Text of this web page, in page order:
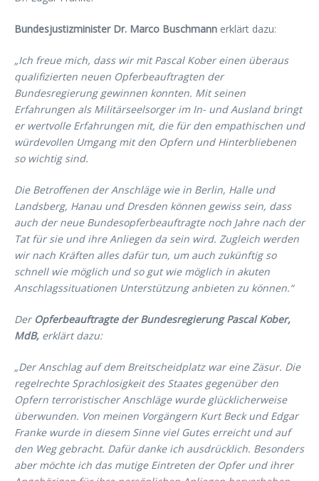
Bundesjustizminister Dr. Marco Buschmann erklärt dazu:
„Ich freue mich, dass wir mit Pascal Kober einen überaus
qualifizierten neuen Opferbeauftragten der
Bundesregierung gewinnen konnten. Mit seinen
Erfahrungen als Militärseelsorger im In- und Ausland bringt
er wertvolle Erfahrungen mit, die für den empathischen und
würdevollen Umgang mit den Opfern und Hinterbliebenen
so wichtig sind.
Die Betroffenen der Anschläge wie in Berlin, Halle und
Landsberg, Hanau und Dresden können gewiss sein, dass
auch der neue Bundesopferbeauftragte noch Jahre nach der
Tat für sie und ihre Anliegen da sein wird. Zugleich werden
wir nach Kräften alles dafür tun, um auch zukünftig so
schnell wie möglich und so gut wie möglich in akuten
Anschlagssituationen Unterstützung anbieten zu können.“
Der Opferbeauftragte der Bundesregierung Pascal Kober,
MdB, erklärt dazu:
„Der Anschlag auf dem Breitscheidplatz war eine Zäsur. Die
regelrechte Sprachlosigkeit des Staates gegenüber den
Opfern terroristischer Anschläge wurde glücklicherweise
überwunden. Von meinen Vorgängern Kurt Beck und Edgar
Franke wurde in diesem Sinne viel Gutes erreicht und auf
den Weg gebracht. Dafür danke ich ausdrücklich. Besonders
aber möchte ich das mutige Eintreten der Opfer und ihrer